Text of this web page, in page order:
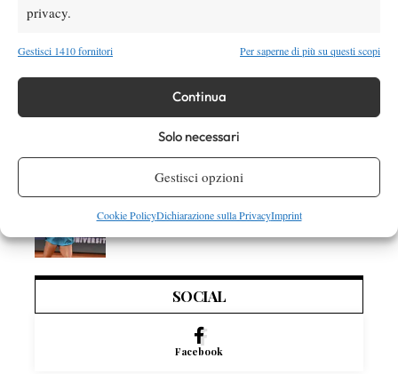
privacy.
Gestisci 1410 fornitori Per saperne di più su questi scopi
Continua
Solo necessari
Gestisci opzioni
Cookie PolicyDichiarazione sulla PrivacyImprint
rimonta Shang e vola agli ottavi
News
Masters 1000 Montreal 2026: medical time
out per Shang contro Darderi
WTA 1000 Toronto 2026: pioggia pesante,
SOCIAL
Facebook